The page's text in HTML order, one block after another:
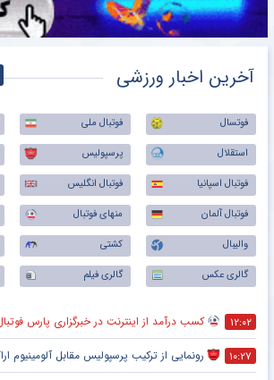
آخرین اخبار ورزشی
فوتسال فوتبال ملی
استقلال
پرسپولیس
فوتبال اسپانیا
فوتبال انگلیس
فوتبال آلمان
منهای فوتبال
والیبال
کشتی
گالری عکس
گالری فیلم
۱۲:۰۲ کسب درآمد از اینترنت در خبرگزاری پارس
۱۰:۲۷ رونمایی از ترکیب پرسپولیس‌ مقابل آلومینیوم